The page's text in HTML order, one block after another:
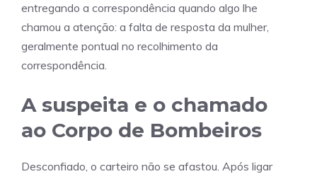
entregando a correspondência quando algo lhe
chamou a atenção: a falta de resposta da mulher,
geralmente pontual no recolhimento da
correspondência.
A suspeita e o chamado
ao Corpo de Bombeiros
Desconfiado, o carteiro não se afastou. Após ligar